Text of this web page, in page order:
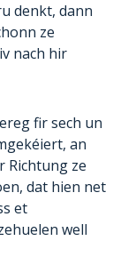
denkt, dann
ze
nach hir
fir sech un
an
Richtung ze
dat hien net
et
well